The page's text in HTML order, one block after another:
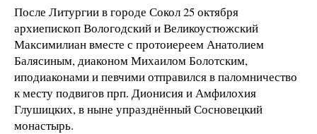
После Литургии в городе Сокол 25 октября
архиепископ Вологодский и Великоустюжский
Максимилиан вместе с протоиереем Анатолием
Балясиным, диаконом Михаилом Болотским,
иподиаконами и певчими отправился в паломничество
к месту подвигов прп. Дионисия и Амфилохия
Глушицких, в ныне упразднённый Сосновецкий
монастырь.